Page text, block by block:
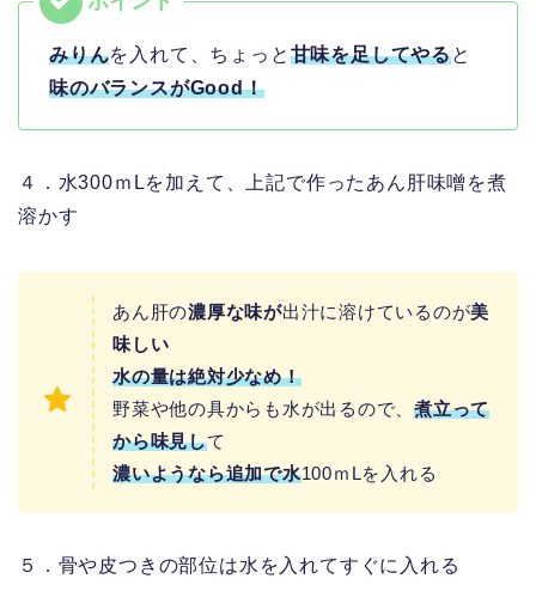
みりんを入れて、ちょっと 甘味を足してやると
味のバランスがGood！
４．水300ｍLを加えて、上記で作ったあん肝味噌を煮
溶かす
あん肝の濃厚な味が出汁に溶けているのが美
味しい
水の量は絶対少なめ！
野菜や他の具からも水が出るので、煮立って
から味見して
濃いようなら追加で水100ｍLを入れる
５．骨や皮つきの部位は水を入れてすぐに入れる